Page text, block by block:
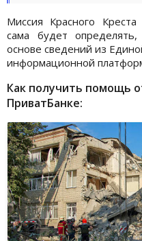
Миссия Красного
сама будет
основе сведений из
информационной
Как получить помощь
ПриватБанке: